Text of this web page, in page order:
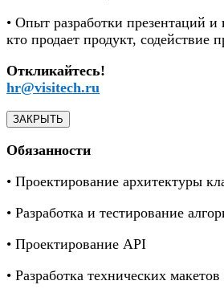
• Опыт разработки презентаций и
кто продает продукт, содействие
Откликайтесь!
hr@visitech.ru
ЗАКРЫТЬ
Обязанности
• Проектирование архитектуры
• Разработка и тестирование
• Проектирование API
• Разработка технических